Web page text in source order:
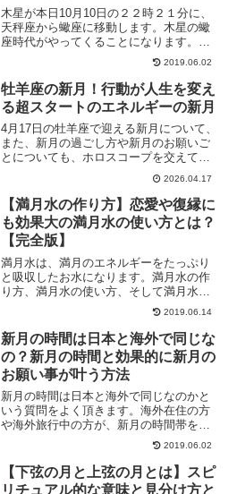
木星が本日10月10日の２２時２１分に、
天秤座から蠍座に移動します。木星の蠍
座時代がやってくることになります。蠍
座の時代に、私たちがするべき大切な３
つのこととは何になるのでしょうか？幸
運の惑星である木星からの恩恵を受ける
ためにするべきことについてご紹介しま
す。
2019.06.02
牡羊座の新月！行動が人生を変え
る超スタートのエネルギーの新月
4月17日の牡羊座で迎える新月について、
また、新月の過ごし方や新月のお願いご
とについても、ホロスコープを交えて解
2026.04.17
【満月水の作り方】恋愛や復縁に
も効果大の満月水の使い方とは？
【完全版】
満月水は、満月のエネルギーをたっぷり
と吸収したお水になります。満月水の作
り方、満月水の使い方、そして満月水は
どんな効果を得ることができるのか？解
説します。恋愛や復縁にも効果大と言わ
れている満月水のおまじない的な使い方
とは？
2019.06.14
新月の時間は日本と海外で同じな
の？新月の時間と効果的に新月の
お願い事が叶う方法
新月の時間は日本と海外で同じなのかと
いう質問をよく頂きます。海外在住の方
や海外旅行中の方が、新月の時間帯をチ
ェックする方法をご紹介します。また、
新月の願いが効果的に叶うのはどういう
時なのか、ご紹介していきます。
2019.06.02
【下弦の月と上弦の月とは】スピ
リチュアル的な意味と見分け方と